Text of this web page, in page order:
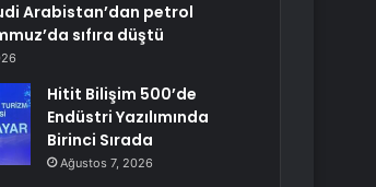
Arabistan’dan petrol
sıfıra düştü
Hitit Bilişim 500’de
Endüstri Yazılımında
Birinci Sırada
Ağustos 7, 2026